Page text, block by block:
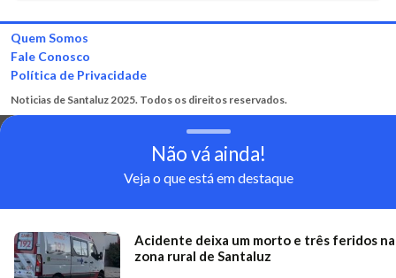
Quem Somos
Fale Conosco
Política de Privacidade
Noticias de Santaluz 2025. Todos os direitos reservados.
Não vá ainda!
Veja o que está em destaque
Acidente deixa um morto e três feridos na
zona rural de Santaluz